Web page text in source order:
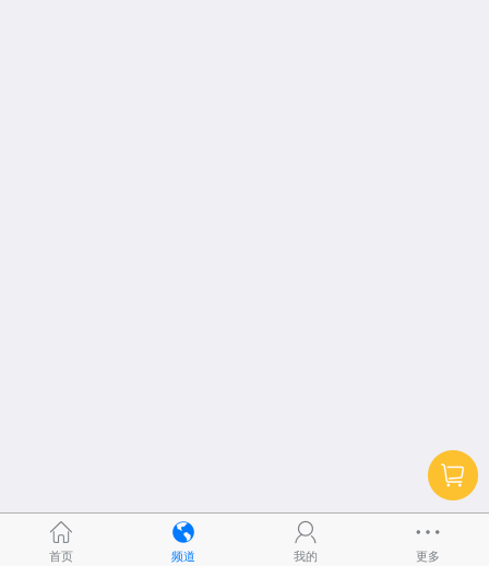
首页 频道 我的 更多